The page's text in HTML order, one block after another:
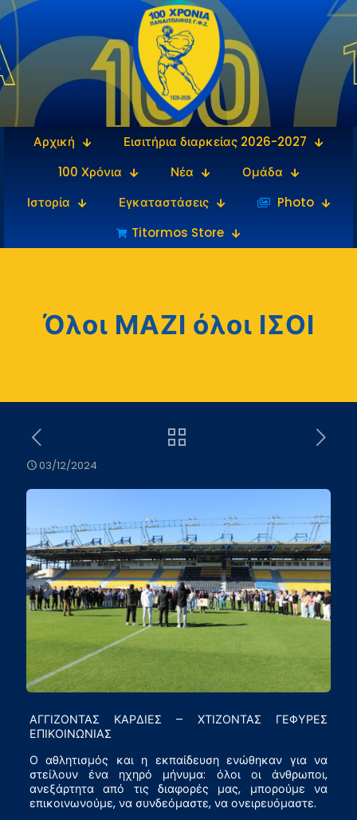
Αρχική
Εισιτήρια διαρκείας 2026-2027
100 Χρόνια
Νέα
Ομάδα
Ιστορία
Εγκαταστάσεις
‎‏‏‎ ‎Photo
Titormos Store
Όλοι ΜΑΖΙ όλοι ΙΣΟΙ
03/12/2024
ΑΓΓΙΖΟΝΤΑΣ ΚΑΡΔΙΕΣ – ΧΤΙΖΟΝΤΑΣ ΓΕΦΥΡΕΣ
ΕΠΙΚΟΙΝΩΝΙΑΣ
Ο αθλητισμός και η εκπαίδευση ενώθηκαν για να
στείλουν ένα ηχηρό μήνυμα: όλοι οι άνθρωποι,
ανεξάρτητα από τις διαφορές μας, μπορούμε να
επικοινωνούμε, να συνδεόμαστε, να ονειρευόμαστε.